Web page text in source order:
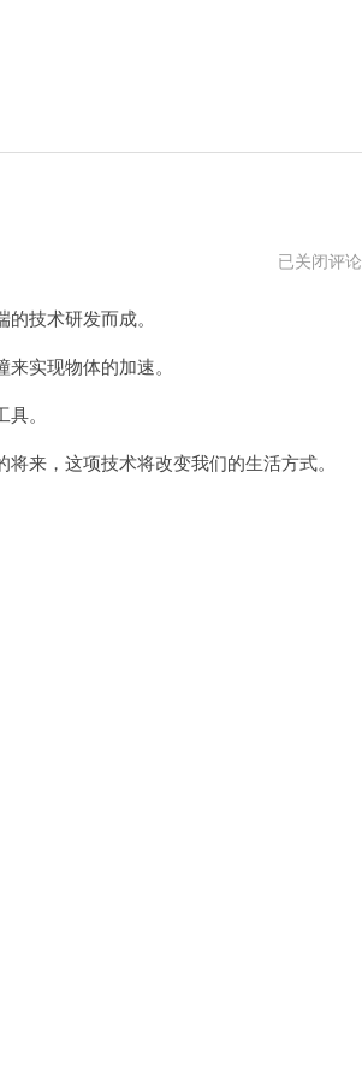
月
已关闭评论
技术研发而成。
实现物体的加速。
。
，这项技术将改变我们的生活方式。